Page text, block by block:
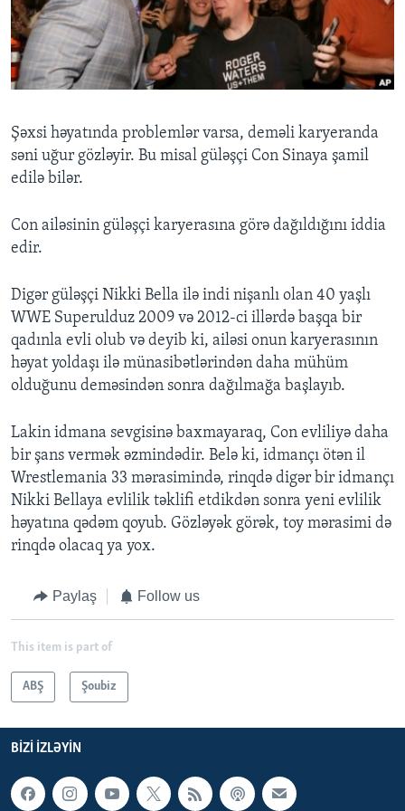
BIZI IZLƏYIN
Dillər
Şəxsi həyatında problemlər varsa, deməli karyeranda
səni uğur gözləyir. Bu misal güləşçi Con Sinaya şamil
edilə bilər.
Con ailəsinin güləşçi karyerasına görə dağıldığını iddia
edir.
Digər güləşçi Nikki Bella ilə indi nişanlı olan 40 yaşlı
WWE Superulduz 2009 və 2012-ci illərdə başqa bir
qadınla evli olub və deyib ki, ailəsi onun karyerasının
həyat yoldaşı ilə münasibətlərindən daha mühüm
olduğunu deməsindən sonra dağılmağa başlayıb.
Lakin idmana sevgisinə baxmayaraq, Con evliliyə daha
bir şans vermək əzmindədir. Belə ki, idmançı ötən il
Wrestlemania 33 mərasimində, rinqdə digər bir idmançı
Nikki Bellaya evlilik təklifi etdikdən sonra yeni evlilik
həyatına qədəm qoyub. Gözləyək görək, toy mərasimi də
rinqdə olacaq ya yox.
Paylaş Follow us
This item is part of
ABŞ Şoubiz
BIZI IZLƏYIN